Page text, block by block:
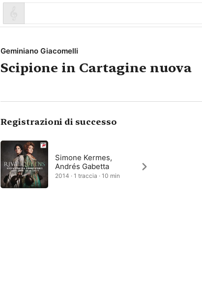
Geminiano Giacomelli
Scipione in Cartagine nuova
Registrazioni di successo
Simone Kermes,
Andrés Gabetta
2014 · 1 traccia · 10 min